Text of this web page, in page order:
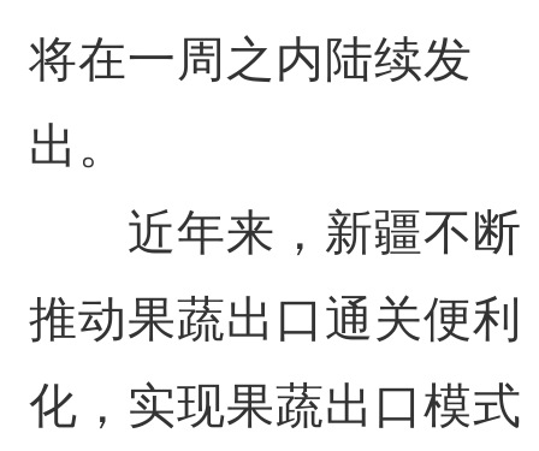
将在一周之内陆续发
出。
近年来，新疆不断
推动果蔬出口通关便利
化，实现果蔬出口模式